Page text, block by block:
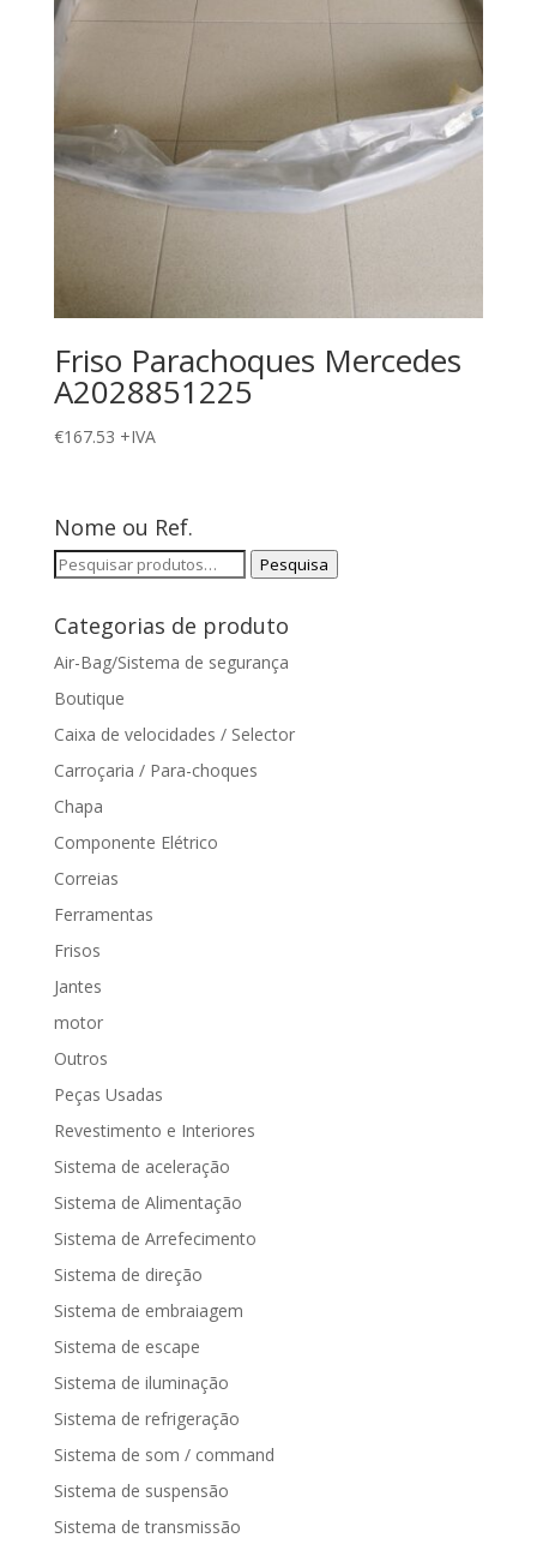
Friso Parachoques Mercedes
A2028851225
€167.53 +IVA
Nome ou Ref.
Pesquisar
Pesquisa
Categorias de produto
Air-Bag/Sistema de segurança
Boutique
Caixa de velocidades / Selector
Carroçaria / Para-choques
Chapa
Componente Elétrico
Correias
Ferramentas
Frisos
Jantes
motor
Outros
Peças Usadas
Revestimento e Interiores
Sistema de aceleração
Sistema de Alimentação
Sistema de Arrefecimento
Sistema de direção
Sistema de embraiagem
Sistema de escape
Sistema de iluminação
Sistema de refrigeração
Sistema de som / command
Sistema de suspensão
Sistema de transmissão